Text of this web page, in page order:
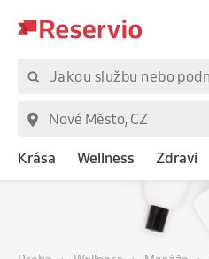
Krása Wellness Zdraví